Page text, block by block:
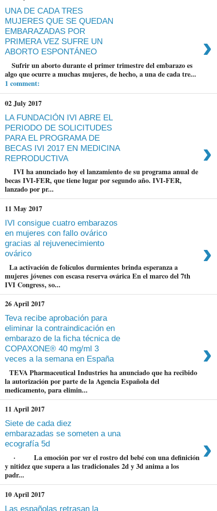
UNA DE CADA TRES
MUJERES QUE SE QUEDAN
EMBARAZADAS POR
PRIMERA VEZ SUFRE UN
ABORTO ESPONTÁNEO
›
Sufrir un aborto durante el primer trimestre del embarazo es
algo que ocurre a muchas mujeres, de hecho, a una de cada tre...
1 comment:
02 July 2017
LA FUNDACIÓN IVI ABRE EL
PERIODO DE SOLICITUDES
PARA EL PROGRAMA DE
BECAS IVI 2017 EN MEDICINA
REPRODUCTIVA
›
IVI ha anunciado hoy el lanzamiento de su programa anual de
becas IVI-FER, que tiene lugar por segundo año. IVI-FER,
lanzado por pr...
11 May 2017
IVI consigue cuatro embarazos
en mujeres con fallo ovárico
gracias al rejuvenecimiento
ovárico
›
La activación de folículos durmientes brinda esperanza a
mujeres jóvenes con escasa reserva ovárica En el marco del 7th
IVI Congress, so...
26 April 2017
Teva recibe aprobación para
eliminar la contraindicación en
embarazo de la ficha técnica de
COPAXONE® 40 mg/ml 3
veces a la semana en España
›
TEVA Pharmaceutical Industries ha anunciado que ha recibido
la autorización por parte de la Agencia Española del
medicamento, para elimin...
11 April 2017
Siete de cada diez
embarazadas se someten a una
ecografía 5d
›
· La emoción por ver el rostro del bebé con una definición
y nitidez que supera a las tradicionales 2d y 3d anima a los
padr...
10 April 2017
Las españolas retrasan la